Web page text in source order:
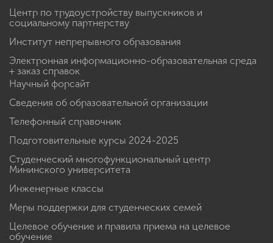
Центр по трудоустройству выпускников и
социальному партнерству
Институт непрерывного образования
Электронная информационно-образовательная среда
+ заказ справок
Научный форсайт
Сведения об образовательной организации
Телефонный справочник
Подготовительные курсы 2024-2025
Студенческий многофункциональный центр
Мининского университета
Инженерные классы
Меры поддержки для студенческих семей
Целевое обучение и правила приема на целевое
обучение